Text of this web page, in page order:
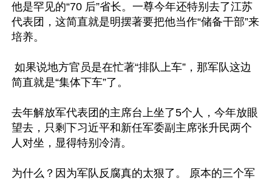
他是罕见的“70 后”省长。一尊今年还特别去了江苏
代表团，这简直就是明摆著要把他当作“储备干部”来
培养。
简直就是“集体下车”了。
去年解放军代表团的主席台上坐了5个人，今年放眼
望去，只剩下习近平和新任军委副主席张升民两个
人对坐，显得特别冷清。
为什么？因为军队反腐真的太狠了。 原本的三个军